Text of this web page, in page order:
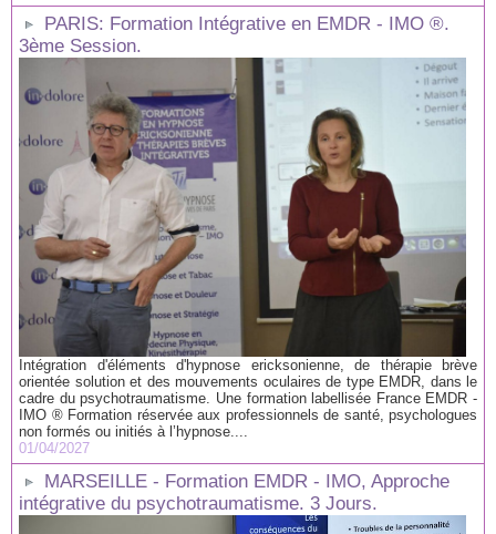
PARIS: Formation Intégrative en EMDR - IMO ®.
3ème Session.
Intégration d'éléments d'hypnose ericksonienne, de thérapie brève
orientée solution et des mouvements oculaires de type EMDR, dans le
cadre du psychotraumatisme. Une formation labellisée France EMDR -
IMO ® Formation réservée aux professionnels de santé, psychologues
non formés ou initiés à l’hypnose....
01/04/2027
MARSEILLE - Formation EMDR - IMO, Approche
intégrative du psychotraumatisme. 3 Jours.